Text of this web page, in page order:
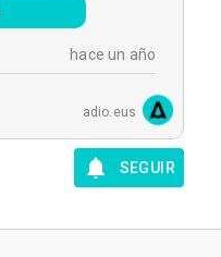
hace un año
adio.eus
SEGUIR